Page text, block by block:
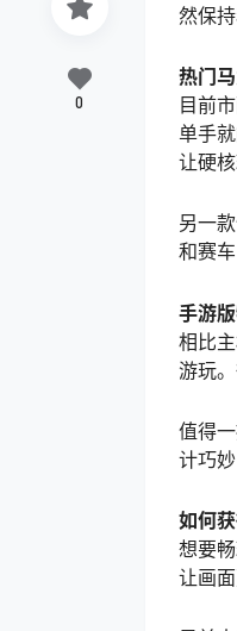
然保
热门
目前
单手
让硬
另一
和赛
手游
相比
游玩
值得
计巧
如何
想要
让画
0